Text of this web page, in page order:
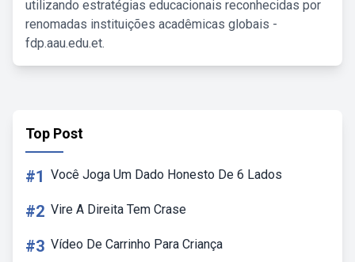
utilizando estratégias educacionais reconhecidas por
renomadas instituições acadêmicas globais -
fdp.aau.edu.et.
Top Post
#1 Você Joga Um Dado Honesto De 6 Lados
#2 Vire A Direita Tem Crase
#3 Vídeo De Carrinho Para Criança